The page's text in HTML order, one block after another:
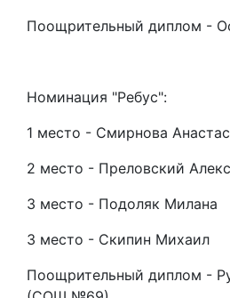
Поощрительный диплом -
Номинация "Ребус":
1 место - Смирнова
2 место - Преловский
3 место - Подоляк Милана
3 место - Скипин Михаил
Поощрительный диплом -